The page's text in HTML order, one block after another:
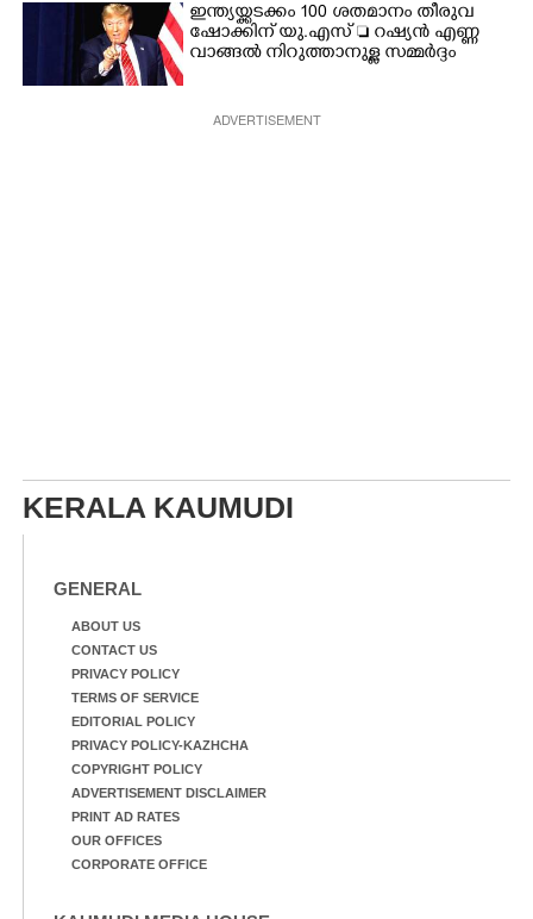
ഇന്ത്യയ്ക്കടക്കം 100 ശതമാനം തീരുവ
ഷോക്കിന് യു.എസ്  റഷ്യൻ എണ്ണ
വാങ്ങൽ നിറുത്താനുള്ള സമ്മർദ്ദം
ADVERTISEMENT
KERALA KAUMUDI
GENERAL
ABOUT US
CONTACT US
PRIVACY POLICY
TERMS OF SERVICE
EDITORIAL POLICY
PRIVACY POLICY-KAZHCHA
COPYRIGHT POLICY
ADVERTISEMENT DISCLAIMER
PRINT AD RATES
OUR OFFICES
CORPORATE OFFICE